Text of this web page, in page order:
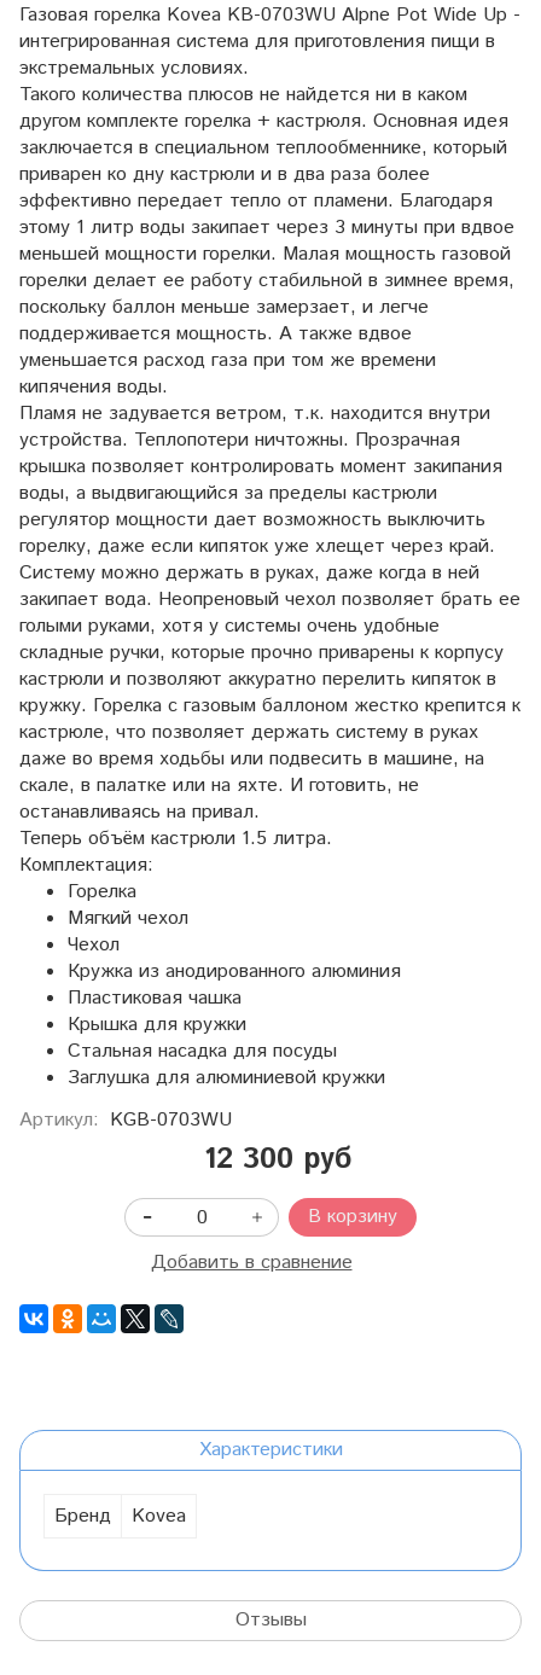
Газовая горелка Kovea KB-0703WU Alpne Pot Wide Up -
интегрированная система для приготовления пищи в
экстремальных условиях.
Такого количества плюсов не найдется ни в каком
другом комплекте горелка + кастрюля. Основная идея
заключается в специальном теплообменнике, который
приварен ко дну кастрюли и в два раза более
эффективно передает тепло от пламени. Благодаря
этому 1 литр воды закипает через 3 минуты при вдвое
меньшей мощности горелки. Малая мощность газовой
горелки делает ее работу стабильной в зимнее время,
поскольку баллон меньше замерзает, и легче
поддерживается мощность. А также вдвое
уменьшается расход газа при том же времени
кипячения воды.
Пламя не задувается ветром, т.к. находится внутри
устройства. Теплопотери ничтожны. Прозрачная
крышка позволяет контролировать момент закипания
воды, а выдвигающийся за пределы кастрюли
регулятор мощности дает возможность выключить
горелку, даже если кипяток уже хлещет через край.
Систему можно держать в руках, даже когда в ней
закипает вода. Неопреновый чехол позволяет брать ее
голыми руками, хотя у системы очень удобные
складные ручки, которые прочно приварены к корпусу
кастрюли и позволяют аккуратно перелить кипяток в
кружку. Горелка с газовым баллоном жестко крепится к
кастрюле, что позволяет держать систему в руках
даже во время ходьбы или подвесить в машине, на
скале, в палатке или на яхте. И готовить, не
останавливаясь на привал.
Теперь объём кастрюли 1.5 литра.
Комплектация:
Горелка
Мягкий чехол
Чехол
Кружка из анодированного алюминия
Пластиковая чашка
Крышка для кружки
Стальная насадка для посуды
Заглушка для алюминиевой кружки
Артикул: KGB-0703WU
12 300 руб
В корзину
Добавить в сравнение
Характеристики
Бренд Kovea
Отзывы